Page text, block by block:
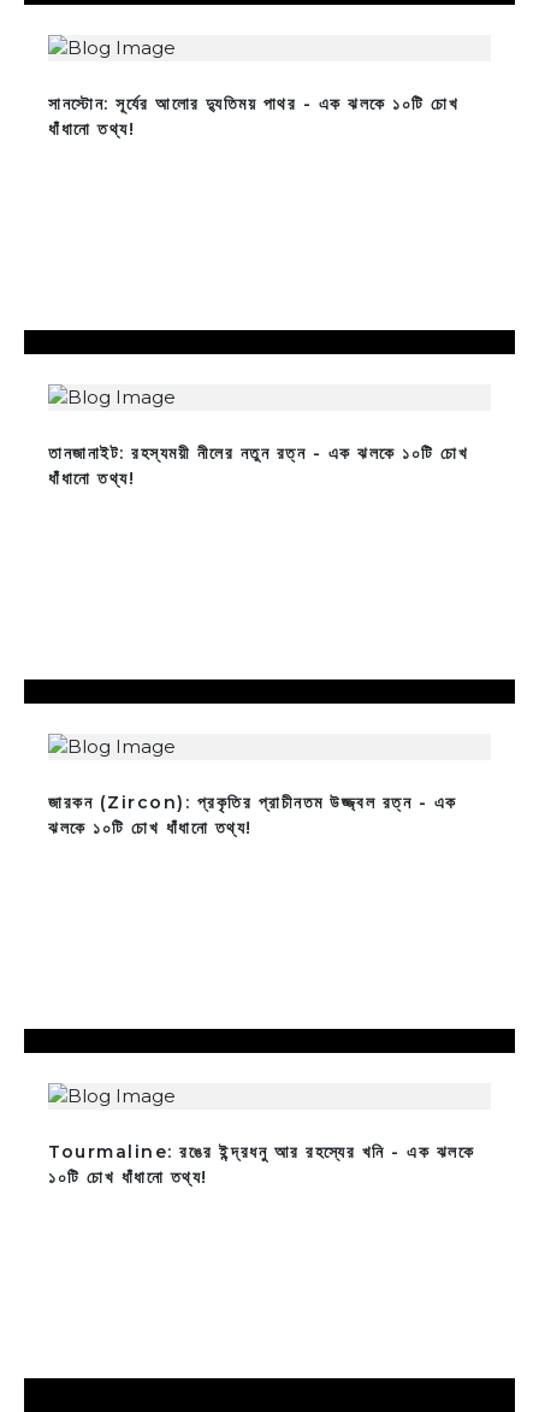
সানস্টোন: সূর্যের আলোর দ্যুতিময় পাথর - এক ঝলকে ১০টি চোখ
ধাঁধানো তথ্য!
তানজানাইট: রহস্যময়ী নীলের নতুন রত্ন - এক ঝলকে ১০টি চোখ
ধাঁধানো তথ্য!
জারকন (Zircon): প্রকৃতির প্রাচীনতম উজ্জ্বল রত্ন - এক
ঝলকে ১০টি চোখ ধাঁধানো তথ্য!
Tourmaline: রঙের ইন্দ্রধনু আর রহস্যের খনি - এক ঝলকে
১০টি চোখ ধাঁধানো তথ্য!